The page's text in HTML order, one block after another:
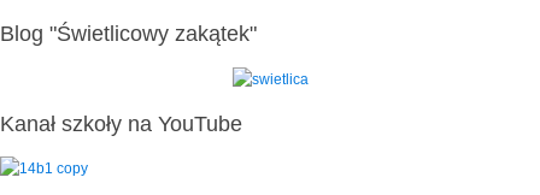
Blog "Świetlicowy zakątek"
Kanał szkoły na YouTube